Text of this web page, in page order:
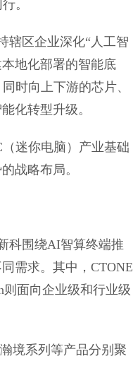
。
辖区企业深化“人工智
地化部署的智能底
时向上下游的芯片、
化转型升级。
迷你电脑）产业基础
战略布局。
科围绕AI智算终端推
需求。其中，CTONE
则面向企业级和行业级
境系列等产品分别聚